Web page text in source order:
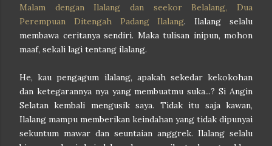
Malam dengan Ilalang dan seekorBelalang,
Dua
Perempuan Ditengah Padang Ilalang. Ilalang selalu
membawa ceritanya sendiri. Maka tulisan inipun, mohon
maaf, sekali lagi tentang ilalang.
He, kau pengagum ilalang, apakah sekedar kekokohan
dan ketegarannya nya yang membuatmu suka...? Si Angin
Selatan kembali mengusik saya. Tidak itu saja kawan,
Ilalang mampu memberikan keindahan yang tidak dipunyai
sekuntum mawar dan seuntaian anggrek. Ilalang selalu